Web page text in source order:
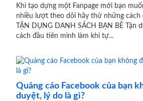
Khi tạo dựng một Fanpage mới bạn
nhiều lượt theo dõi hãy thử những cách
TẬN DỤNG DANH SÁCH BẠN BÈ Tận
cách đầu tiên mình làm khi tự...
Quảng cáo Facebook của bạn
duyệt, lý do là gì?